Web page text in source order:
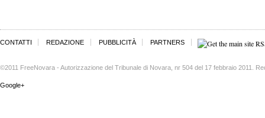
CONTATTI REDAZIONE PUBBLICITÀ PARTNERS
©2011 FreeNovara - Autorizzazione del Tribunale di Novara, nr 504 del 17 febbraio 2011.
Google+